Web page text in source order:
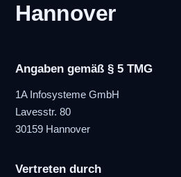
Hannover
Angaben gemäß § 5 TMG
1A Infosysteme GmbH
Lavesstr. 80
30159 Hannover
Vertreten durch